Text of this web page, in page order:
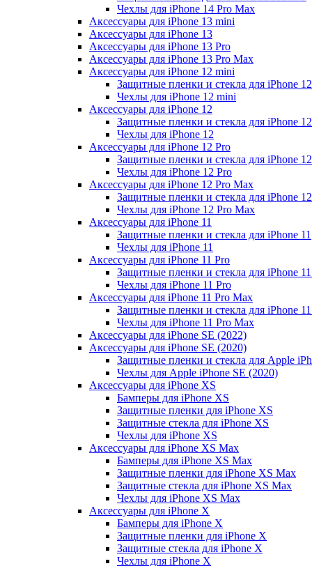
Чехлы для iPhone 14 Pro Max
Аксессуары для iPhone 13 mini
Аксессуары для iPhone 13
Аксессуары для iPhone 13 Pro
Аксессуары для iPhone 13 Pro Max
Аксессуары для iPhone 12 mini
Защитные пленки и стекла для iPhone
Чехлы для iPhone 12 mini
Аксессуары для iPhone 12
Защитные пленки и стекла для iPhone 12
Чехлы для iPhone 12
Аксессуары для iPhone 12 Pro
Защитные пленки и стекла для iPhone
Чехлы для iPhone 12 Pro
Аксессуары для iPhone 12 Pro Max
Защитные пленки и стекла для iPhone
Чехлы для iPhone 12 Pro Max
Аксессуары для iPhone 11
Защитные пленки и стекла для iPhone 11
Чехлы для iPhone 11
Аксессуары для iPhone 11 Pro
Защитные пленки и стекла для iPhone
Чехлы для iPhone 11 Pro
Аксессуары для iPhone 11 Pro Max
Защитные пленки и стекла для iPhone
Чехлы для iPhone 11 Pro Max
Аксессуары для iPhone SE (2022)
Аксессуары для iPhone SE (2020)
Защитные пленки и стекла для Apple
Чехлы для Apple iPhone SE (2020)
Аксессуары для iPhone ХS
Бамперы для iPhone ХS
Защитные пленки для iPhone ХS
Защитные стекла для iPhone ХS
Чехлы для iPhone ХS
Аксессуары для iPhone ХS Max
Бамперы для iPhone XS Max
Защитные пленки для iPhone XS Max
Защитные стекла для iPhone XS Max
Чехлы для iPhone XS Max
Аксессуары для iPhone X
Бамперы для iPhone X
Защитные пленки для iPhone X
Защитные стекла для iPhone X
Чехлы для iPhone X